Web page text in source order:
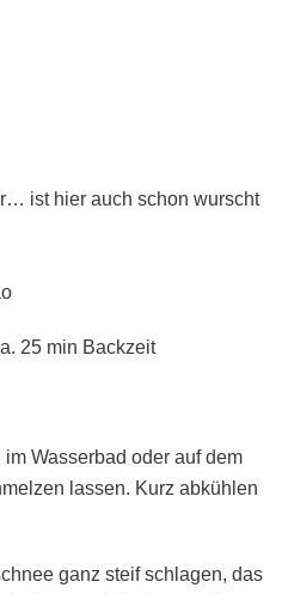
ist hier auch schon wurscht
25 min Backzeit
Wasserbad oder auf dem
lassen. Kurz abkühlen
ganz steif schlagen, das